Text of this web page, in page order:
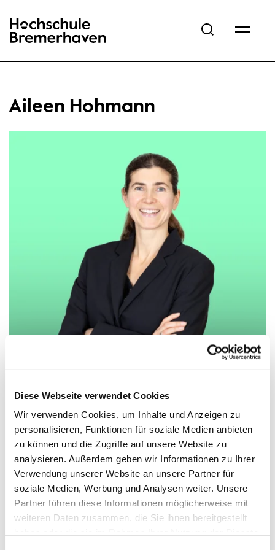
Diese Webseite verwendet Cookies
Wir verwenden Cookies, um Inhalte und Anzeigen zu
personalisieren, Funktionen für soziale Medien anbieten
zu können und die Zugriffe auf unsere Website zu
analysieren. Außerdem geben wir Informationen zu Ihrer
Verwendung unserer Website an unsere Partner für
soziale Medien, Werbung und Analysen weiter. Unsere
Partner führen diese Informationen möglicherweise mit
weiteren Daten zusammen, die Sie ihnen bereitgestellt
Hochschule Bremerhaven
Aileen Hohmann
Wissenschaftlich- technische Mitarbeiterin
Termin vereinbaren